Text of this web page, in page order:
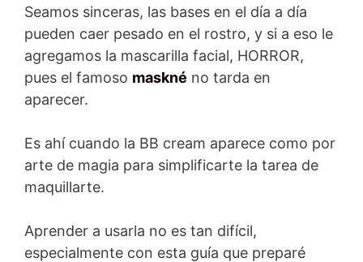
Seamos sinceras, las bases en el día a día
pueden caer pesado en el rostro, y si a eso le
agregamos la mascarilla facial, HORROR,
pues el famoso maskné no tarda en
aparecer.
Es ahí cuando la BB cream aparece como por
arte de magia para simplificarte la tarea de
maquillarte.
Aprender a usarla no es tan difícil,
especialmente con esta guía que preparé